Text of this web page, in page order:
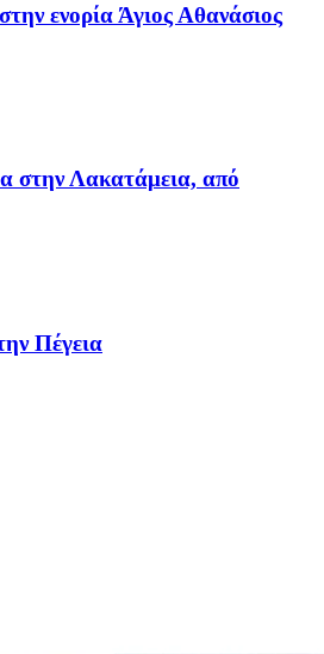
ενορία Άγιος Αθανάσιος
στην Λακατάμεια, από
Πέγεια